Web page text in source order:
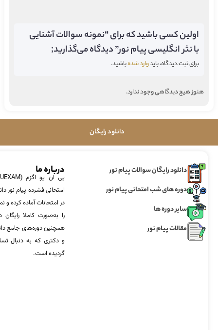
اولین کسی باشید که برای “نمونه سوالات آشنایی
با نثر انگلیسی پیام نور” دیدگاه می‌گذارید;
برای ثبت دیدگاه، بایدوارد شدهباشید.
هنوز هیچ دیدگاهی وجود ندارد.
دانلود رایگان
دانلود رایگان سوالات پیام نور
دوره های شب امتحانی پیام نور
سایر دوره ها
مقالات پیام نور
درباره ما
امتحانی فشرده پیام نور
در امتحانات آماده‌ کرده
را به‌صورت کاملا
همچنین دوره‌های جامع
و دکتری که به دنبال
گردیده است.